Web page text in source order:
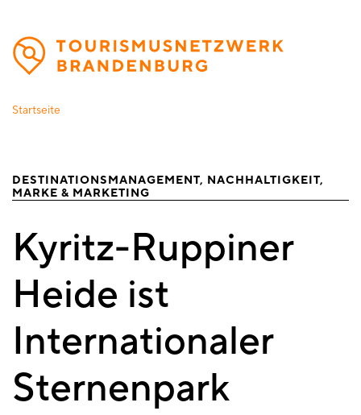
Direkt
zum
Inhalt
Startseite
DESTINATIONSMANAGEMENT NACHHALTIGKEIT
MARKE & MARKETING
Kyritz-Ruppiner
Heide ist
Internationaler
Sternenpark